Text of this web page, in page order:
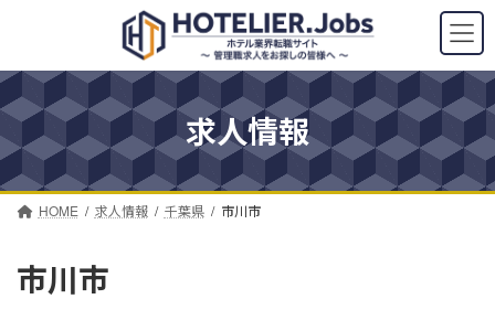
ン
ツ
へ
ス
キ
ッ
ー
シ
ョ
ン
に
移
求人情報
HOME 求人情報 千葉県 市川市
市川市